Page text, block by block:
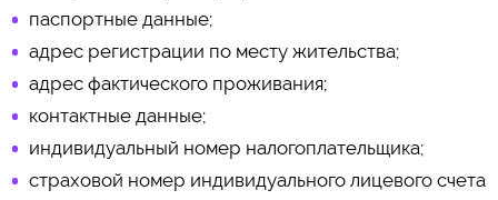
паспортные данные;
адрес регистрации по месту жительства;
адрес фактического проживания;
контактные данные;
индивидуальный номер налогоплательщика;
страховой номер индивидуального лицевого счета